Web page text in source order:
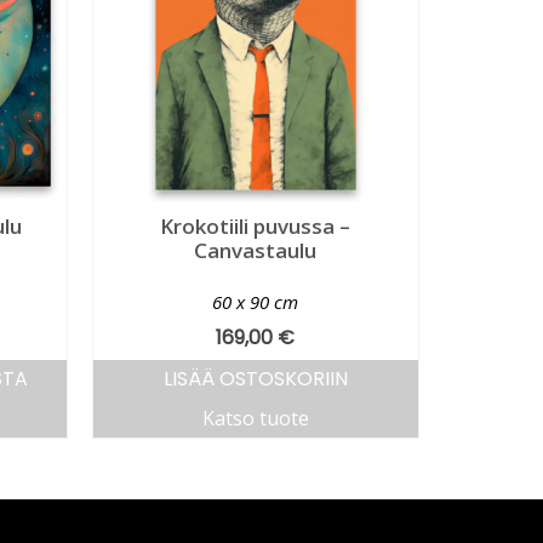
Krokotiili puvussa –
Canvastaulu
60 x 90 cm
169,00 €
LISÄÄ OSTOSKORIIN
Katso tuote